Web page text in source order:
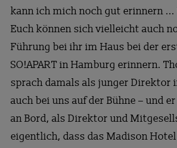
kann ich mich noch gut erinnern ...
Euch können sich vielleicht auch
Führung bei ihr im Haus bei der
SO!APART in Hamburg erinnern.
sprach damals als junger Direktor
auch bei uns auf der Bühne – und
an Bord, als Direktor und
eigentlich, dass das Madison